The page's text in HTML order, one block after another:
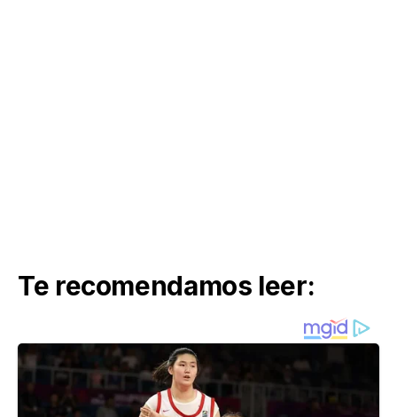
Te recomendamos leer: